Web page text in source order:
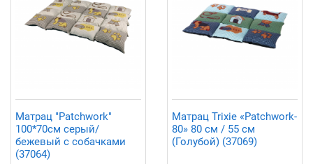
Матрац "Patchwork"
100*70см серый/
бежевый с собачками
(37064)
Матрац Trixie «Patchwork-
80» 80 см / 55 см
(Голубой) (37069)